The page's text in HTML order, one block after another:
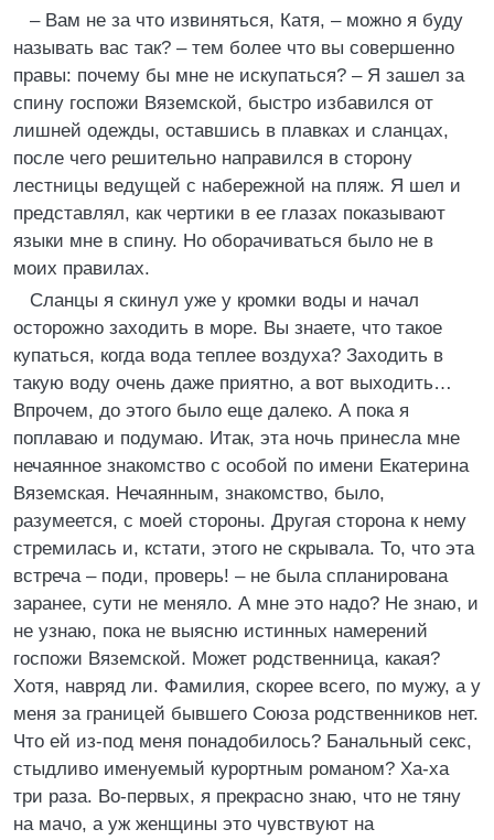
– Вам не за что извиняться, Катя, – можно я буду
называть вас так? – тем более что вы совершенно
правы: почему бы мне не искупаться? – Я зашел за
спину госпожи Вяземской, быстро избавился от
лишней одежды, оставшись в плавках и сланцах,
после чего решительно направился в сторону
лестницы ведущей с набережной на пляж. Я шел и
представлял, как чертики в ее глазах показывают
языки мне в спину. Но оборачиваться было не в
моих правилах.
Сланцы я скинул уже у кромки воды и начал
осторожно заходить в море. Вы знаете, что такое
купаться, когда вода теплее воздуха? Заходить в
такую воду очень даже приятно, а вот выходить…
Впрочем, до этого было еще далеко. А пока я
поплаваю и подумаю. Итак, эта ночь принесла мне
нечаянное знакомство с особой по имени Екатерина
Вяземская. Нечаянным, знакомство, было,
разумеется, с моей стороны. Другая сторона к нему
стремилась и, кстати, этого не скрывала. То, что эта
встреча – поди, проверь! – не была спланирована
заранее, сути не меняло. А мне это надо? Не знаю, и
не узнаю, пока не выясню истинных намерений
госпожи Вяземской. Может родственница, какая?
Хотя, навряд ли. Фамилия, скорее всего, по мужу, а у
меня за границей бывшего Союза родственников нет.
Что ей из-под меня понадобилось? Банальный секс,
стыдливо именуемый курортным романом? Ха-ха
три раза. Во-первых, я прекрасно знаю, что не тяну
на мачо, а уж женщины это чувствуют на